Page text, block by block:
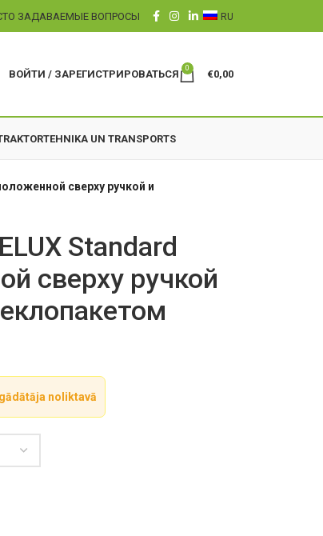
ЗАДАВАЕМЫЕ ВОПРОСЫ RU
ВОЙТИ / ЗАРЕГИСТРИРОВАТЬСЯ
0
€0,00
UN TRANSPORTS
сверху ручкой и
Standard
сверху ручкой
noliktavā